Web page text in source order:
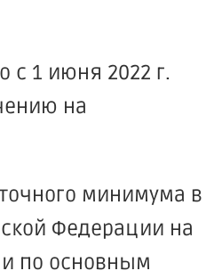
с 1 июня 2022 г.
на
минимума в
Федерации на
по основным